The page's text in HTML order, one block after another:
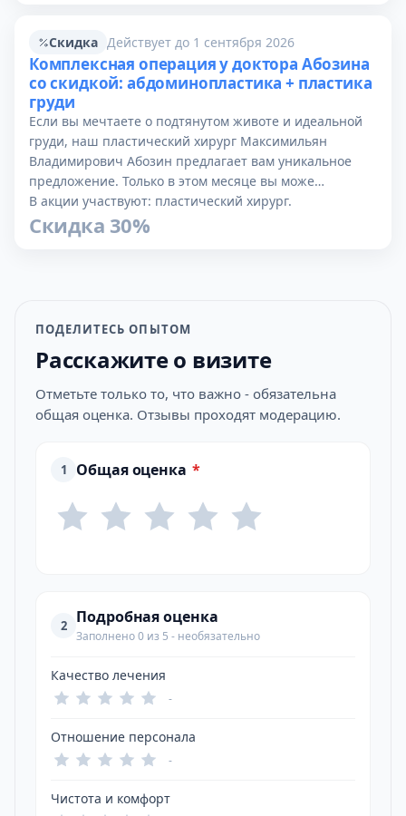
Скидка Действует до 1 сентября 2026
Комплексная операция у доктора Абозина
со скидкой: абдоминопластика + пластика
груди
Если вы мечтаете о подтянутом животе и идеальной
груди, наш пластический хирург Максимильян
Владимирович Абозин предлагает вам уникальное
предложение. Только в этом месяце вы може…
В акции участвуют: пластический хирург.
Скидка 30%
ПОДЕЛИТЕСЬ ОПЫТОМ
Расскажите о визите
Отметьте только то, что важно - обязательна
общая оценка. Отзывы проходят модерацию.
1 Общая оценка *
2 Подробная оценка
Заполнено 0 из 5 - необязательно
Качество лечения
-
Отношение персонала
-
Чистота и комфорт